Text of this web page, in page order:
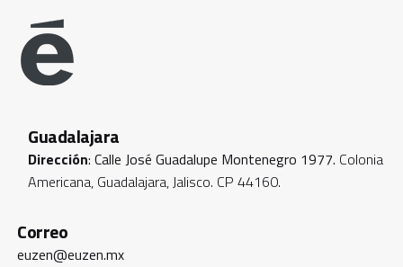
Guadalajara
Dirección: Calle José Guadalupe Montenegro 1977. Colonia
Americana, Guadalajara, Jalisco. CP 44160.
Correo
euzen@euzen.mx